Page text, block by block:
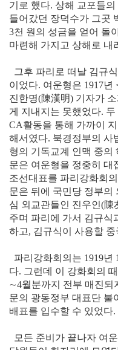
기로 했다. 상해 교포들
들어갔던 장덕수가 그곳
3천 원의 성금을 얻어 돌
마련해 가지고 상해로 내
그후 파리로 떠날 김규
이었다. 여운형은 1917
진한명(陳漢明) 기자가
게 지내지는 못했었다.
CA활동을 통해 가까이
해서였다. 북경정부의 사
형의 기독교계 인맥 중의
문은 여운형을 정중히 대
조선대표를 파리강화회
문은 뒤에 국민당 정부의
심 외교관들인 진우인(陳
주며 파리에 가서 김규식
하고, 김규식이 사용할
파리강화회의는 1919년
다. 그런데 이 강화회의
∼4월분까지 전부 매진되
문의 광동정부 대표단 불
배표를 입수할 수 있었다.
모든 준비가 끝나자 여